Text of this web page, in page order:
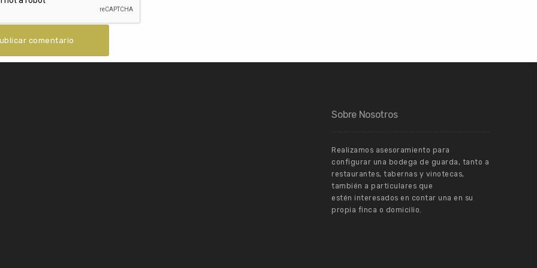
Sobre Nosotros
Realizamos asesoramiento para
configurar una bodega de guarda, tanto a
restaurantes, tabernas y vinotecas,
también a particulares que
estén interesados en contar una en su
propia finca o domicilio.